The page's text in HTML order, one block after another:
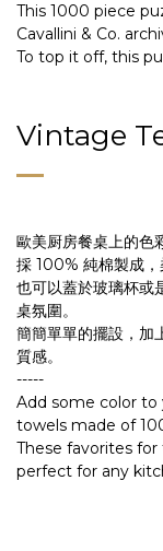
This 1000 piece
Cavallini & Co.
To top it off, this
Vintage
歐美厨房餐桌上的色
採 100% 純棉製成，
也可以蓋於玻璃杯或
桌氛圍。
簡簡單單的擺設，加
質感。
-----
Add some color
towels made of
These favorites
perfect for any